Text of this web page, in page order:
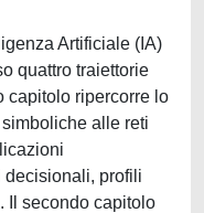
Artificiale (IA)
quattro traiettorie
capitolo ripercorre lo
alle reti
decisionali, profili
Il secondo capitolo